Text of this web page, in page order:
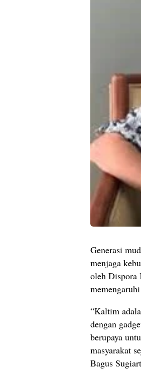
Generasi
menjaga
oleh Dispora
“Kaltim
dengan
berupaya
masyarakat
Bagus